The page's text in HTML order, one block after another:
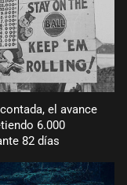
el avance
6.000
82 días